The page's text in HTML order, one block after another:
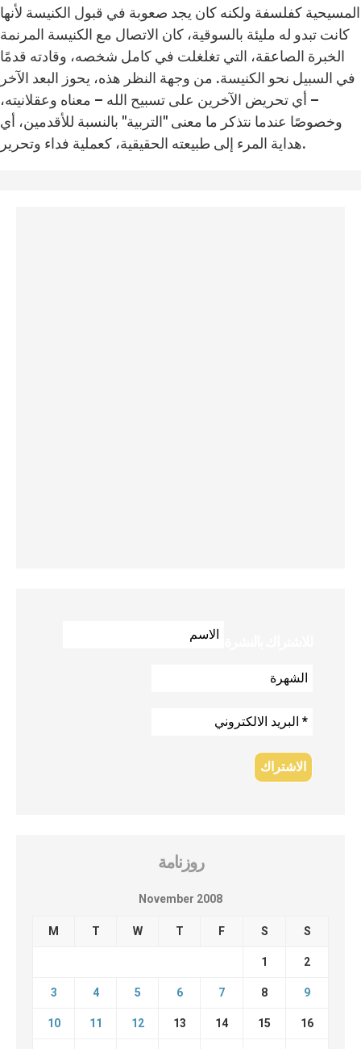
المسيحية كفلسفة ولكنه كان يجد صعوبة في قبول الكنيسة لأنها
كانت تبدو له مليئة بالسوقية، كان الاتصال مع الكنيسة المرنمة
الخبرة الصاعقة، التي تغلغلت في كامل شخصه، وقادته قدمًا
في السبيل نحو الكنيسة. من وجهة النظر هذه، يحوز البعد الآخر
– أي تحريض الآخرين على تسبيح الله – معناه وعقلانيته،
وخصوصًا عندما نتذكر ما معنى "التربية" بالنسبة للأقدمين، أي
هداية المرء إلى طبيعته الحقيقية، كعملية فداء وتحرير.
روزنامة
November 2008
M T W T F S S
1 2
3 4 5 6 7 8 9
10 11 12 13 14 15 16